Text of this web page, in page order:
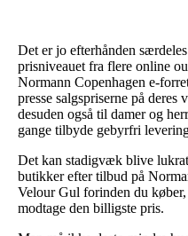
Det er jo efterhånden
prisniveauet fra flere online
Normann Copenhagen e-
presse salgspriserne på
desuden også til damer og
gange tilbyde gebyrfri
Det kan stadigvæk blive
butikker efter tilbud på
Velour Gul forinden du
modtage den billigste pris.